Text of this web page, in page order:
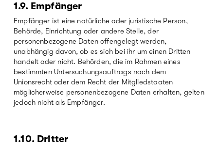
1.9. Empfänger
Empfänger ist eine natürliche oder juristische Person,
Behörde, Einrichtung oder andere Stelle, der
personenbezogene Daten offengelegt werden,
unabhängig davon, ob es sich bei ihr um einen Dritten
handelt oder nicht. Behörden, die im Rahmen eines
bestimmten Untersuchungsauftrags nach dem
Unionsrecht oder dem Recht der Mitgliedstaaten
möglicherweise personenbezogene Daten erhalten, gelten
jedoch nicht als Empfänger.
1.10. Dritter